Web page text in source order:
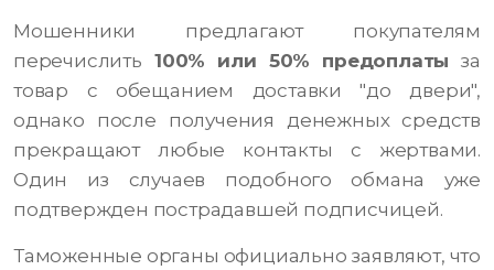
Мошенники предлагают покупателям
перечислить 100% или 50% предоплаты за
товар с обещанием доставки "до двери",
однако после получения денежных средств
прекращают любые контакты с жертвами.
Один из случаев подобного обмана уже
подтвержден пострадавшей подписчицей.
Таможенные органы официально заявляют, что